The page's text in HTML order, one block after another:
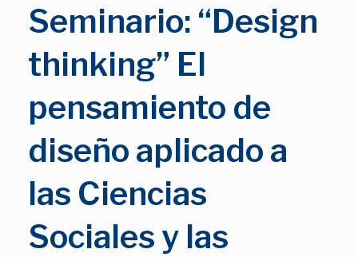
Seminario: “Design
thinking” El
pensamiento de
diseño aplicado a
las Ciencias
Sociales y las